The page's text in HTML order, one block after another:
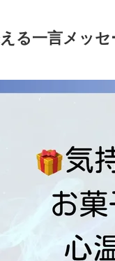
る一言メッ